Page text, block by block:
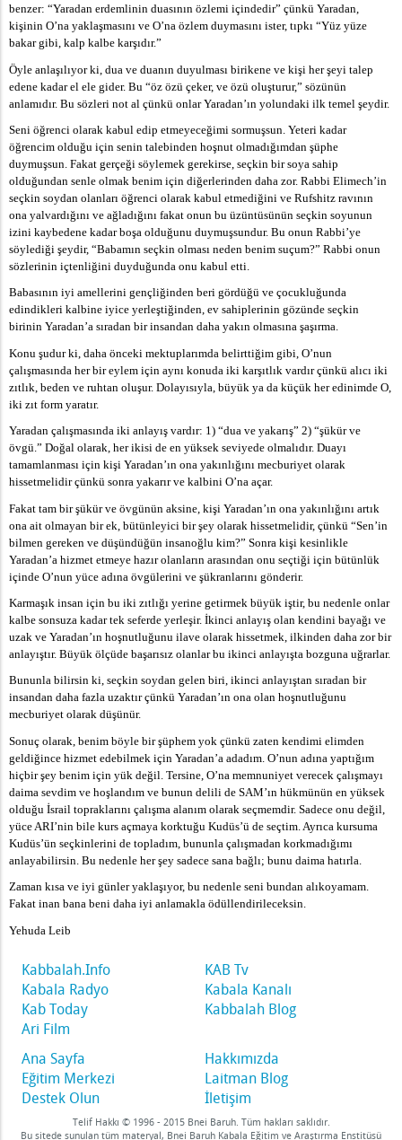
Anlamları
benzer: “Yaradan erdemlinin duasının özlemi içindedir” çünkü Yaradan,
kişinin O’na yaklaşmasını ve O’na özlem duymasını ister, tıpkı “Yüz yüze
bakar gibi, kalp kalbe karşıdır.”
Öyle anlaşılıyor ki, dua ve duanın duyulması birikene ve kişi her şeyi talep
edene kadar el ele gider. Bu “öz özü çeker, ve özü oluşturur,” sözünün
anlamıdır. Bu sözleri not al çünkü onlar Yaradan’ın yolundaki ilk temel şeydir.
Seni öğrenci olarak kabul edip etmeyeceğimi sormuşsun. Yeteri kadar
öğrencim olduğu için senin talebinden hoşnut olmadığımdan şüphe
duymuşsun. Fakat gerçeği söylemek gerekirse, seçkin bir soya sahip
olduğundan senle olmak benim için diğerlerinden daha zor. Rabbi Elimech’in
seçkin soydan olanları öğrenci olarak kabul etmediğini ve Rufshitz ravının
ona yalvardığını ve ağladığını fakat onun bu üzüntüsünün seçkin soyunun
izini kaybedene kadar boşa olduğunu duymuşsundur. Bu onun Rabbi’ye
söylediği şeydir, “Babamın seçkin olması neden benim suçum?” Rabbi onun
sözlerinin içtenliğini duyduğunda onu kabul etti.
Babasının iyi amellerini gençliğinden beri gördüğü ve çocukluğunda
edindikleri kalbine iyice yerleştiğinden, ev sahiplerinin gözünde seçkin
birinin Yaradan’a sıradan bir insandan daha yakın olmasına şaşırma.
Konu şudur ki, daha önceki mektuplarımda belirttiğim gibi, O’nun
çalışmasında her bir eylem için aynı konuda iki karşıtlık vardır çünkü alıcı iki
zıtlık, beden ve ruhtan oluşur. Dolayısıyla, büyük ya da küçük her edinimde O,
iki zıt form yaratır.
Yaradan çalışmasında iki anlayış vardır: 1) “dua ve yakarış” 2) “şükür ve
övgü.” Doğal olarak, her ikisi de en yüksek seviyede olmalıdır. Duayı
tamamlanması için kişi Yaradan’ın ona yakınlığını mecburiyet olarak
hissetmelidir çünkü sonra yakarır ve kalbini O’na açar.
Fakat tam bir şükür ve övgünün aksine, kişi Yaradan’ın ona yakınlığını artık
ona ait olmayan bir ek, bütünleyici bir şey olarak hissetmelidir, çünkü “Sen’in
bilmen gereken ve düşündüğün insanoğlu kim?” Sonra kişi kesinlikle
Yaradan’a hizmet etmeye hazır olanların arasından onu seçtiği için bütünlük
içinde O’nun yüce adına övgülerini ve şükranlarını gönderir.
Karmaşık insan için bu iki zıtlığı yerine getirmek büyük iştir, bu nedenle onlar
kalbe sonsuza kadar tek seferde yerleşir. İkinci anlayış olan kendini bayağı ve
uzak ve Yaradan’ın hoşnutluğunu ilave olarak hissetmek, ilkinden daha zor bir
anlayıştır. Büyük ölçüde başarısız olanlar bu ikinci anlayışta bozguna uğrarlar.
Bununla bilirsin ki, seçkin soydan gelen biri, ikinci anlayıştan sıradan bir
insandan daha fazla uzaktır çünkü Yaradan’ın ona olan hoşnutluğunu
mecburiyet olarak düşünür.
Sonuç olarak, benim böyle bir şüphem yok çünkü zaten kendimi elimden
geldiğince hizmet edebilmek için Yaradan’a adadım. O’nun adına yaptığım
hiçbir şey benim için yük değil. Tersine, O’na memnuniyet verecek çalışmayı
daima sevdim ve hoşlandım ve bunun delili de SAM’ın hükmünün en yüksek
olduğu İsrail topraklarını çalışma alanım olarak seçmemdir. Sadece onu değil,
yüce ARI’nin bile kurs açmaya korktuğu Kudüs’ü de seçtim. Ayrıca kursuma
Kudüs’ün seçkinlerini de topladım, bununla çalışmadan korkmadığımı
anlayabilirsin. Bu nedenle her şey sadece sana bağlı; bunu daima hatırla.
Zaman kısa ve iyi günler yaklaşıyor, bu nedenle seni bundan alıkoyamam.
Fakat inan bana beni daha iyi anlamakla ödüllendirileceksin.
Yehuda Leib
Kabbalah.Info
KAB Tv
Kabala Radyo
Kabala Kanalı
Kab Today
Kabbalah Blog
Ari Film
Ana Sayfa
Hakkımızda
Eğitim Merkezi
Laitman Blog
Destek Olun
İletişim
Telif Hakkı © 1996 - 2015 Bnei Baruh. Tüm hakları saklıdır.
Bu sitede sunulan tüm materyal, Bnei Baruh Kabala Eğitim ve Araştırma Enstitüsü